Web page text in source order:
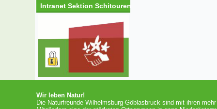
Intranet Sektion Schitouren
Wir leben Natur!
Die Naturfreunde Wilhelmsburg-Göblasbruck sind mit ihren